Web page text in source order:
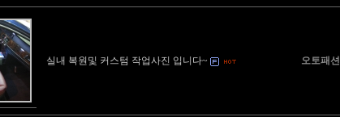
실내 복원및 커스텀 작업사진 입니다~ 오토패션